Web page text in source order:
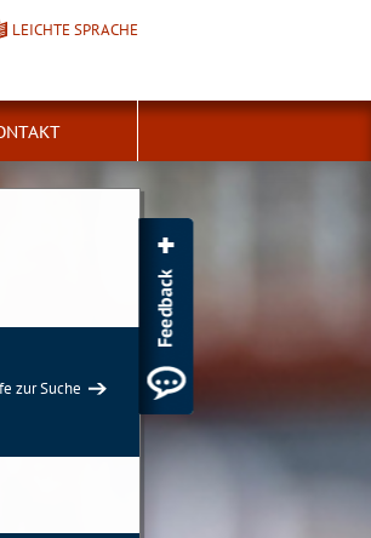
LEICHTE SPRACHE
zur Suche